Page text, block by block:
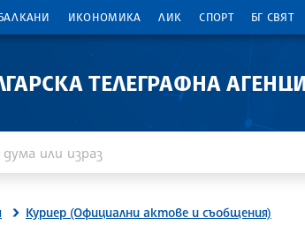
ИКОНОМИКА ЛИК СПОРТ БГ СВЯТ
ТЕЛЕГРАФНА
Куриер (Официални актове и съобщения)